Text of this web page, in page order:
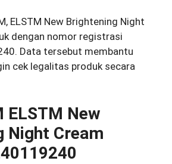
ELSTM New Brightening Night
dengan nomor registrasi
Data tersebut membantu
cek legalitas produk secara
ELSTM New
Night Cream